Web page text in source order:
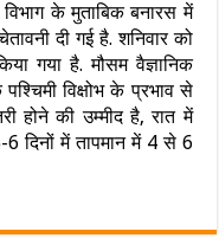
विभाग के मुताबिक बनारस में
दी गई है. शनिवार को
गया है. मौसम वैज्ञानिक
विक्षोभ के प्रभाव से
होने की उम्मीद है, रात में
दिनों में तापमान में 4 से 6